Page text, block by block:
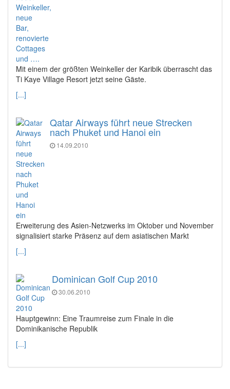
Mit einem der größten Weinkeller der Karibik überrascht das
Ti Kaye Village Resort jetzt seine Gäste.
[...]
Qatar Airways führt neue Strecken
nach Phuket und Hanoi ein
14.09.2010
Erweiterung des Asien-Netzwerks im Oktober und November
signalisiert starke Präsenz auf dem asiatischen Markt
[...]
Dominican Golf Cup 2010
30.06.2010
Hauptgewinn: Eine Traumreise zum Finale in die
Dominikanische Republik
[...]